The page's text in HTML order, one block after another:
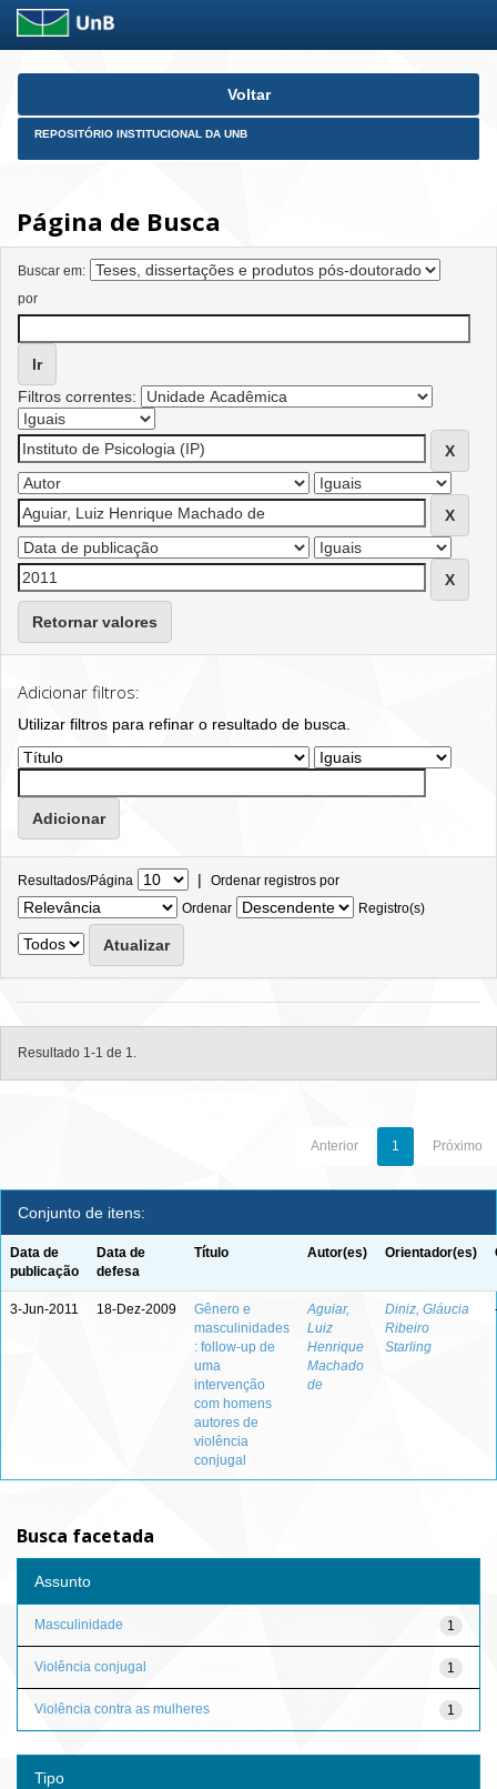
Skip
Voltar
REPOSITÓRIO INSTITUCIONAL DA UNB
Página de Busca
Buscar em:
por
Filtros correntes:
Retornar valores
Adicionar filtros:
Utilizar filtros para refinar o resultado de busca.
Resultados/Página | Ordenar registros por
Ordenar
Registro(s)
Resultado 1-1 de 1.
Anterior 1 Próximo
Conjunto de itens:
Data de
publicação
Data de
defesa
Título Autor(es) Orientador(es)
3-Jun-2011 18-Dez-2009
Gênero e
masculinidades
: follow-up de
uma
intervenção
com homens
autores de
violência
conjugal
Aguiar,
Luiz
Henrique
Machado
de
Diniz, Gláucia
Ribeiro
Starling
Busca facetada
Assunto
1
Masculinidade
1
Violência conjugal
1
Violência contra as mulheres
Tipo